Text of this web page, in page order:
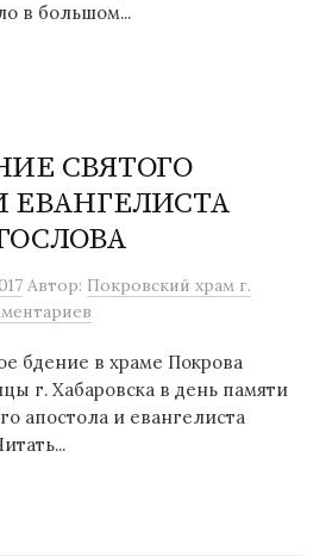
в большом...
СВЯТОГО
ЕВАНГЕЛИСТА
Автор: Покровский храм г.
бдение в храме Покрова
г. Хабаровска в день памяти
апостола и евангелиста